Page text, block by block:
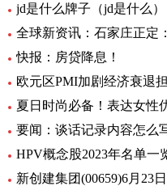
jd是什么牌子（jd是什么）
全球新资讯：石家庄正定
快报：房贷降息！
欧元区PMI加剧经济衰退
夏日时尚必备！表达女性
要闻：谈话记录内容怎么
HPV概念股2023年名单一